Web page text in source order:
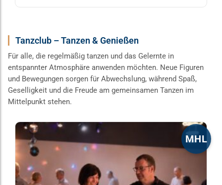
Tanzclub – Tanzen & Genießen
Für alle, die regelmäßig tanzen und das Gelernte in
entspannter Atmosphäre anwenden möchten. Neue Figuren
und Bewegungen sorgen für Abwechslung, während Spaß,
Geselligkeit und die Freude am gemeinsamen Tanzen im
Mittelpunkt stehen.
MHL
Dieses
Produkt
weist
mehrere
Varianten